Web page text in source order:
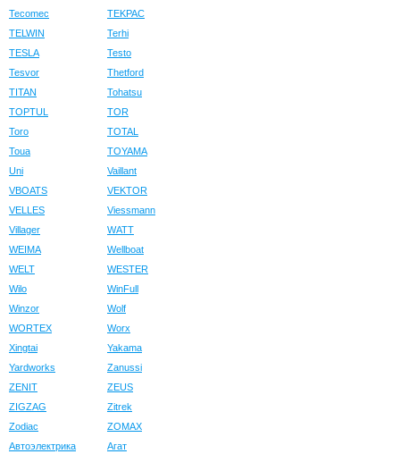
Tecomec
TEKPAC
TELWIN
Terhi
TESLA
Testo
Tesvor
Thetford
TITAN
Tohatsu
TOPTUL
TOR
Toro
TOTAL
Toua
TOYAMA
Uni
Vaillant
VBOATS
VEKTOR
VELLES
Viessmann
Villager
WATT
WEIMA
Wellboat
WELT
WESTER
Wilo
WinFull
Winzor
Wolf
WORTEX
Worx
Xingtai
Yakama
Yardworks
Zanussi
ZENIT
ZEUS
ZIGZAG
Zitrek
Zodiac
ZOMAX
Автоэлектрика
Агат